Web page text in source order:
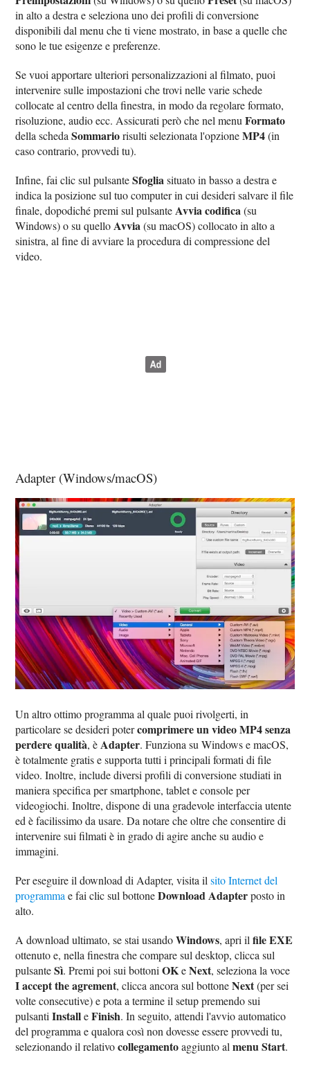
in alto a destra e seleziona uno dei profili di conversione
disponibili dal menu che ti viene mostrato, in base a quelle che
sono le tue esigenze e preferenze.
Se vuoi apportare ulteriori personalizzazioni al filmato, puoi
intervenire sulle impostazioni che trovi nelle varie schede
collocate al centro della finestra, in modo da regolare formato,
risoluzione, audio ecc. Assicurati però che nel menuFormato
della schedaSommariorisulti selezionata l'opzioneMP4(in
caso contrario, provvedi tu).
Infine, fai clic sul pulsanteSfogliasituato in basso a destra e
indica la posizione sul tuo computer in cui desideri salvare il file
finale, dopodiché premi sul pulsanteAvvia codifica(su
Windows) o su quelloAvvia(su macOS) collocato in alto a
sinistra, al fine di avviare la procedura di compressione del
video.
Adapter (Windows/macOS)
Un altro ottimo programma al quale puoi rivolgerti, in
particolare se desideri potercomprimere un video MP4 senza
perdere qualità, è Adapter. Funziona su Windows e macOS,
è totalmente gratis e supporta tutti i principali formati di file
video. Inoltre, include diversi profili di conversione studiati in
maniera specifica per smartphone, tablet e console per
videogiochi. Inoltre, dispone di una gradevole interfaccia utente
ed è facilissimo da usare. Da notare che oltre che consentire di
intervenire sui filmati è in grado di agire anche su audio e
immagini.
Per eseguire il download di Adapter, visita ilsito Internet del
programma e fai clic sul bottoneDownload Adapterposto in
alto.
A download ultimato, se stai usandoWindows, apri ilfile EXE
ottenuto e, nella finestra che compare sul desktop, clicca sul
pulsanteSì. Premi poi sui bottoniOKeNext, seleziona la voce
I accept the agrement, clicca ancora sul bottoneNext(per sei
volte consecutive) e pota a termine il setup premendo sui
pulsantiInstalleFinish. In seguito, attendi l'avvio automatico
del programma e qualora così non dovesse essere provvedi tu,
selezionando il relativocollegamentoaggiunto almenu Start.